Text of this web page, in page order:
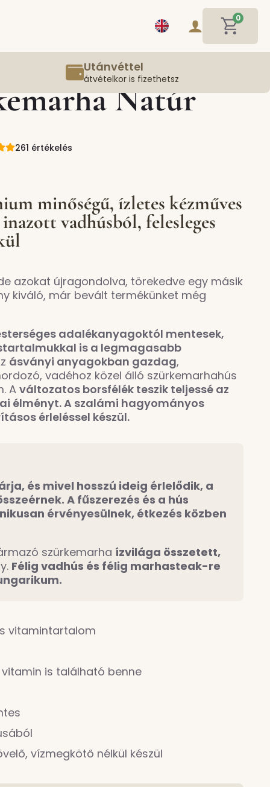
0
Utánvéttel
átvételkor is fizethetsz
Natúr
261 értékelés
minőségű, ízletes kézműves
vadhúsból, felesleges
azokat újragondolva, törekedve egy másik
kiváló, már bevált termékünket még
adalékanyagoktól mentesek,
is a legmagasabb
ásványi anyagokban gazdag,
vadéhoz közel álló szürkemarhahús
Aváltozatos borsfélék teszik teljessé az
élményt. A szalámi hagyományos
érleléssel készül.
és mivel hosszú ideig érlelődik, a
A fűszerezés és a hús
érvényesülnek, étkezés közben
szürkemarha ízvilága összetett,
Félig vadhús és félig marhasteak-re
vitamintartalom
vitamin is található benne
vízmegkötő nélkül készül